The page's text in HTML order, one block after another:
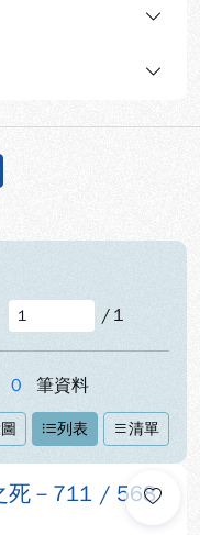
/ 1
0 筆資料
列表 清單
死－711 / 568